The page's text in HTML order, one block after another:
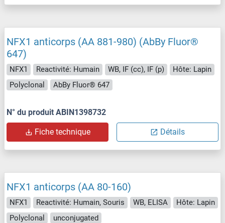
NFX1 anticorps (AA 881-980) (AbBy Fluor®
647)
NFX1 Reactivité: Humain WB, IF (cc), IF (p)
Hôte: Lapin
Polyclonal
AbBy Fluor® 647
N° du produit ABIN1398732
Fiche technique Détails
NFX1 anticorps (AA 80-160)
NFX1 Reactivité: Humain, Souris WB, ELISA
Hôte: Lapin
Polyclonal
unconjugated